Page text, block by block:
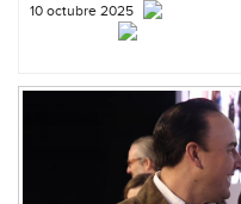
10 octubre 2025